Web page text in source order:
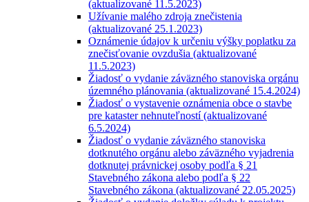
(aktualizované 11.5.2023)
Užívanie malého zdroja znečistenia
(aktualizované 25.1.2023)
Oznámenie údajov k určeniu výšky poplatku za
znečisťovanie ovzdušia (aktualizované
11.5.2023)
Žiadosť o vydanie záväzného stanoviska orgánu
územného plánovania (aktualizované 15.4.2024)
Žiadosť o vystavenie oznámenia obce o stavbe
pre kataster nehnuteľností (aktualizované
6.5.2024)
Žiadosť o vydanie záväzného stanoviska
dotknutého orgánu alebo záväzného vyjadrenia
dotknutej právnickej osoby podľa § 21
Stavebného zákona alebo podľa § 22
Stavebného zákona (aktualizované 22.05.2025)